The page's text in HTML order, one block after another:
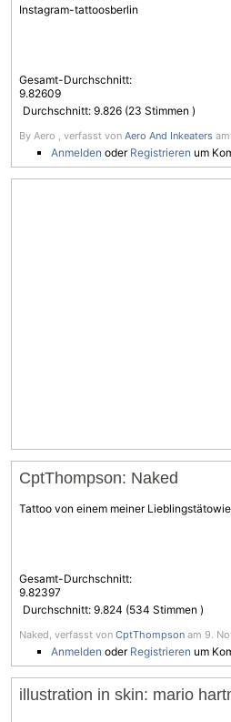
Instagram-tattoosberlin
Gesamt-Durchschnitt:
9.82609
Durchschnitt: 9.826 (23 Stimmen )
By Aero , verfasst von Aero And Inkeaters
Anmelden oder Registrieren um
CptThompson: Naked
Tattoo von einem meiner
Gesamt-Durchschnitt:
9.82397
Durchschnitt: 9.824 (534 Stimmen )
Naked, verfasst von CptThompson am 9.
Anmelden oder Registrieren um
illustration in skin: mario